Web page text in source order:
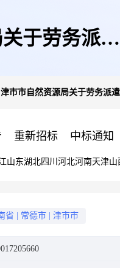
于劳务派遣
津市市自然资源局关于劳务派
重新招标 中标通知
山东湖北四川 河北河南天津山
省 常德市 津市市